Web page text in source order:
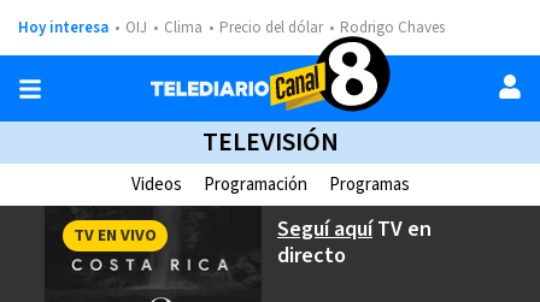
Hoy interesa OIJ Clima Precio del dólar Rodrigo Chaves
TELEVISIÓN
Videos Programación Programas
Seguí aquíTV en
directo
TV EN VIVO